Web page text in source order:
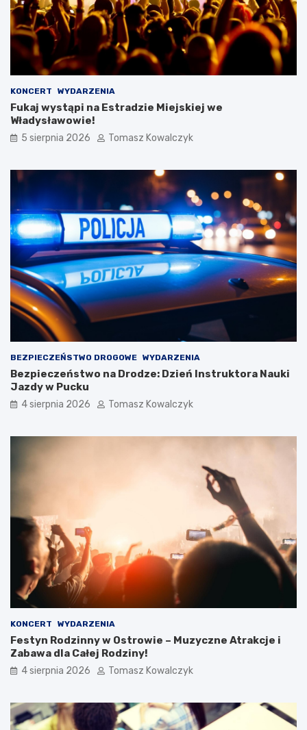
KONCERT WYDARZENIA
Fukaj wystąpi na Estradzie Miejskiej we
Władysławowie!
5 sierpnia 2026 Tomasz Kowalczyk
BEZPIECZEŃSTWO DROGOWE WYDARZENIA
Bezpieczeństwo na Drodze: Dzień Instruktora Nauki
Jazdy w Pucku
4 sierpnia 2026 Tomasz Kowalczyk
KONCERT WYDARZENIA
Festyn Rodzinny w Ostrowie – Muzyczne Atrakcje i
Zabawa dla Całej Rodziny!
4 sierpnia 2026 Tomasz Kowalczyk